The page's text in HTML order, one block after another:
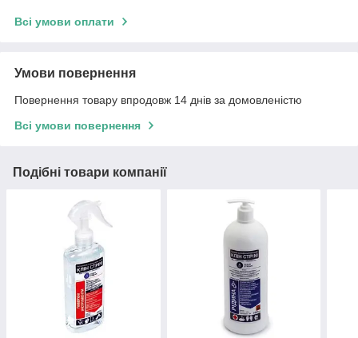
Всі умови оплати
Умови повернення
Повернення товару впродовж 14 днів за домовленістю
Всі умови повернення
Подібні товари компанії